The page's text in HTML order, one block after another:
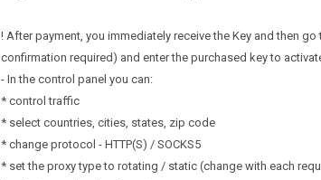
! After payment, you immediately receive the Key and then
confirmation required) and enter the purchased key to
- In the control panel you can:
* control traffic
* select countries, cities, states, zip code
* change protocol - HTTP(S) / SOCKS5
* set the proxy type to rotating / static (change with each